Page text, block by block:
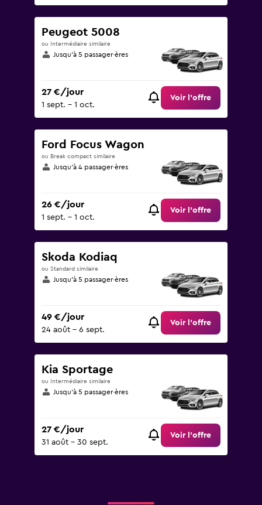
Peugeot 5008
ou Intermédiaire similaire
Jusqu’à 5 passager·ères
27 €/jour
1 sept. - 1 oct.
Voir l’offre
Ford Focus Wagon
ou Break compact similaire
Jusqu’à 4 passager·ères
26 €/jour
1 sept. - 1 oct.
Voir l’offre
Skoda Kodiaq
ou Standard similaire
Jusqu’à 5 passager·ères
49 €/jour
24 août - 6 sept.
Voir l’offre
Kia Sportage
ou Intermédiaire similaire
Jusqu’à 5 passager·ères
27 €/jour
31 août - 30 sept.
Voir l’offre